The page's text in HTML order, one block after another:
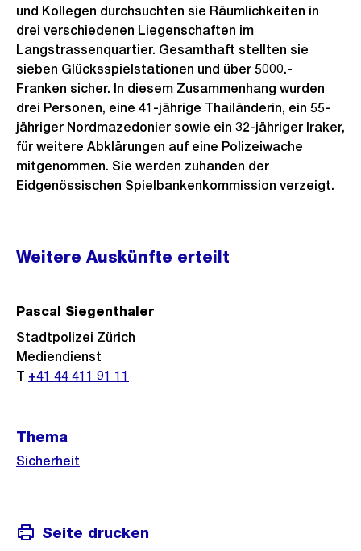
und Kollegen durchsuchten sie Räumlichkeiten in
drei verschiedenen Liegenschaften im
Langstrassenquartier. Gesamthaft stellten sie
sieben Glücksspielstationen und über 5000.-
Franken sicher. In diesem Zusammenhang wurden
drei Personen, eine 41-jährige Thailänderin, ein 55-
jähriger Nordmazedonier sowie ein 32-jähriger Iraker,
für weitere Abklärungen auf eine Polizeiwache
mitgenommen. Sie werden zuhanden der
Eidgenössischen Spielbankenkommission verzeigt.
Weitere
Informationen
Weitere Auskünfte erteilt
Pascal Siegenthaler
Stadtpolizei Zürich
Mediendienst
T +41 44 411 91 11
Thema
Sicherheit
Seite drucken